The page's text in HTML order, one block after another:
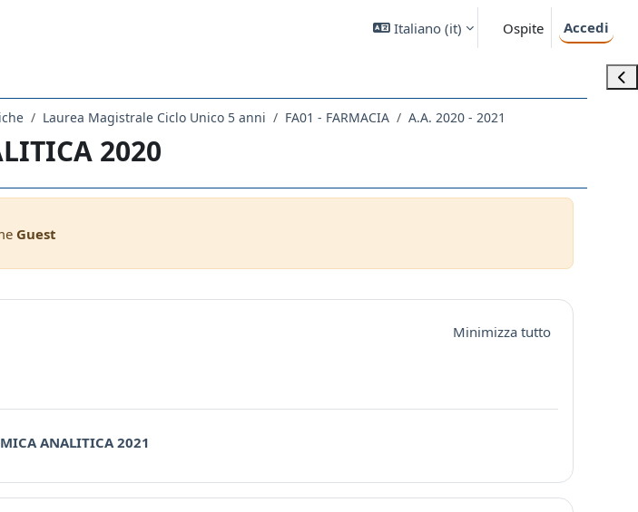
Italiano ‎(it)‎ Ospite Accedi
Laurea Magistrale Ciclo Unico 5 anni FA01 - FARMACIA A.A. 2020 - 2021
2020
Guest
Minimizza tutto
ANALITICA 2021